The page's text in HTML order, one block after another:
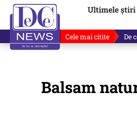
Ultimele știri
Cele mai citite
Balsam